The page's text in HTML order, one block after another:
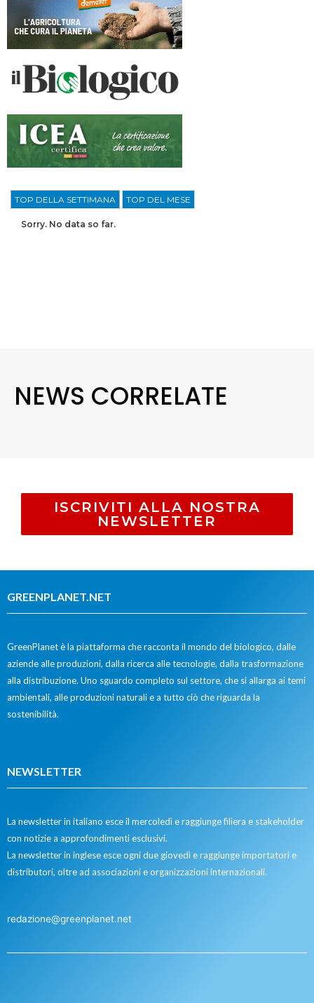
TOP DELLA SETTIMANA TOP DEL MESE
Sorry. No data so far.
NEWS CORRELATE
ISCRIVITI ALLA NOSTRA
NEWSLETTER
GREENPLANET.NET
GreenPlanet è la piattaforma che racconta il mondo del biologico, dalle
aziende alle produzioni, dalla ricerca alle tecnologie, dalla trasformazione
alla distribuzione. Uno sguardo completo sul settore, che si allarga ai temi
ambientali, alle produzioni naturali e a tutto ciò che riguarda la
sostenibilità.
NEWSLETTER
La newsletter in italiano esce il mercoledì e raggiunge filiera e stakeholder
con notizie a approfondimenti esclusivi.
La newsletter in inglese esce ogni due giovedì e raggiunge importatori e
distributori, oltre ad associazioni e organizzazioni internazionali.
redazione@greenplanet.net